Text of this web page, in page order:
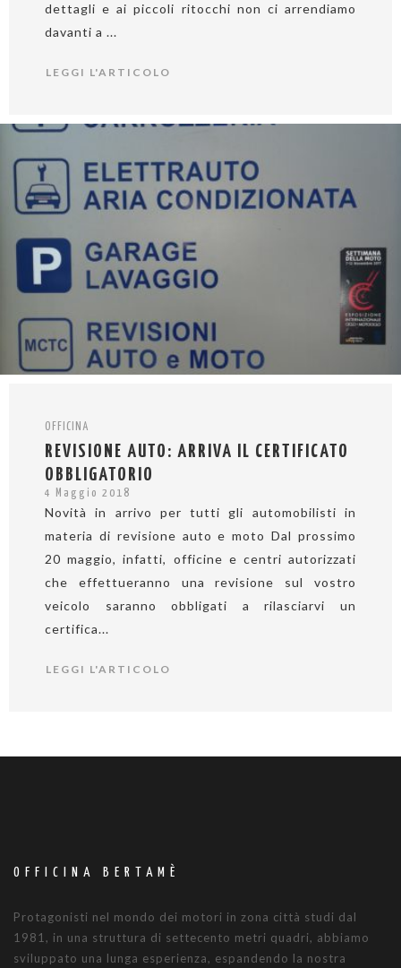
dettagli e ai piccoli ritocchi non ci arrendiamo
davanti a ...
LEGGI L'ARTICOLO
OFFICINA
REVISIONE AUTO: ARRIVA IL CERTIFICATO
OBBLIGATORIO
4 Maggio 2018
Novità in arrivo per tutti gli automobilisti in
materia di revisione auto e moto Dal prossimo
20 maggio, infatti, officine e centri autorizzati
che effettueranno una revisione sul vostro
veicolo saranno obbligati a rilasciarvi un
certifica...
LEGGI L'ARTICOLO
OFFICINA BERTAMÈ
Protagonisti nel mondo dei motori in zona città studi dal
1981, in una struttura di settecento metri quadri, abbiamo
sviluppato una lunga esperienza, espandendo la nostra